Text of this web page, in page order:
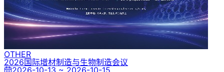
OTHER
2026国际增材制造与生物制造会议
2026-10-13 ~ 2026-10-15